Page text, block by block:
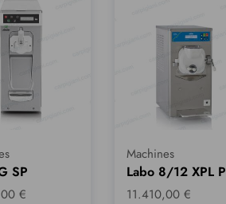
SP
€
Machines
Labo 8/12 XPL P
11.410,00 €